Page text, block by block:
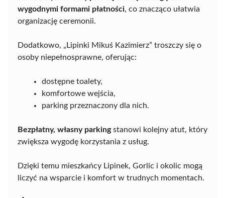
wygodnymi formami płatności, co znacząco ułatwia
organizację ceremonii.
Dodatkowo, „Lipinki Mikuś Kazimierz” troszczy się o
osoby niepełnosprawne, oferując:
dostępne toalety,
komfortowe wejścia,
parking przeznaczony dla nich.
Bezpłatny, własny parkingstanowi kolejny atut, który
zwiększa wygodę korzystania z usług.
Dzięki temu mieszkańcy Lipinek, Gorlic i okolic mogą
liczyć na wsparcie i komfort w trudnych momentach.